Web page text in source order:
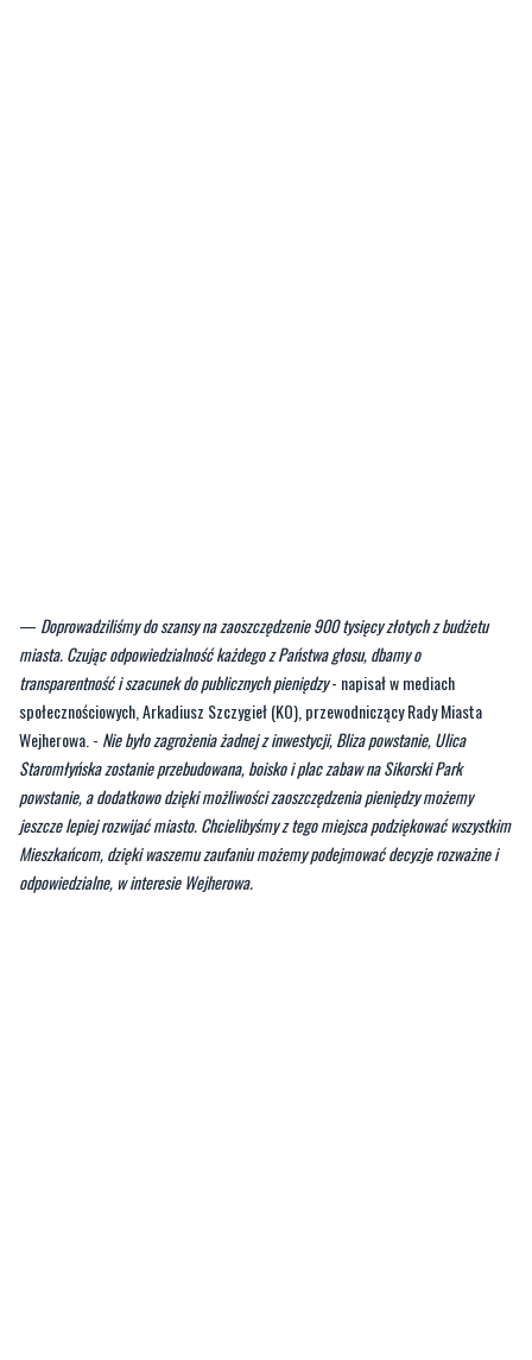
—Doprowadziliśmy do szansy na zaoszczędzenie 900 tysięcy złotych z budżetu
miasta. Czując odpowiedzialność każdego z Państwa głosu, dbamy o
transparentność i szacunek do publicznych pieniędzy- napisał w mediach
społecznościowych, Arkadiusz Szczygieł (KO), przewodniczący Rady Miasta
Wejherowa. -Nie było zagrożenia żadnej z inwestycji, Bliza powstanie, Ulica
Staromłyńska zostanie przebudowana, boisko i plac zabaw na Sikorski Park
powstanie, a dodatkowo dzięki możliwości zaoszczędzenia pieniędzy możemy